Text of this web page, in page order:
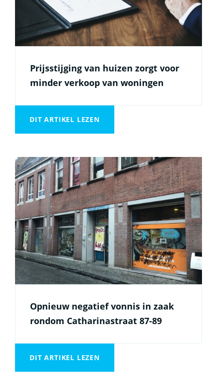
Prijsstijging van huizen zorgt voor
minder verkoop van woningen
DIT ARTIKEL LEZEN
Opnieuw negatief vonnis in zaak
rondom Catharinastraat 87-89
DIT ARTIKEL LEZEN